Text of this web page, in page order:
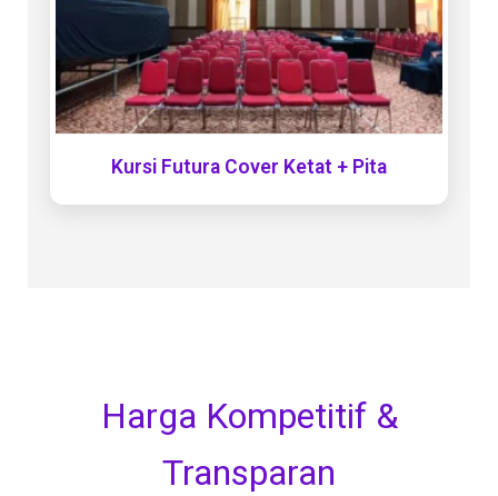
Kursi Futura Cover Ketat + Pita
Harga Kompetitif &
Transparan